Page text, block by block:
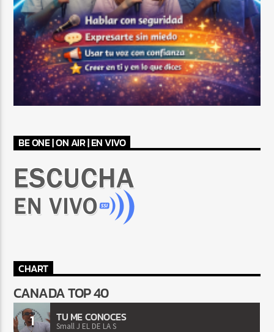
BE ONE | ON AIR | EN VIVO
CHART
CANADA TOP 40
1 TU ME CONOCES
Small J EL DE LA S